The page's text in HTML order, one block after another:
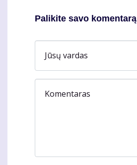
Palikite savo komentarą
Jūsų vardas
Komentaras